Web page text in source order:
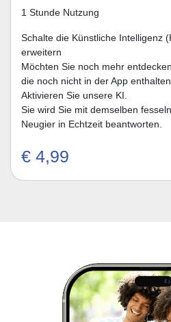
1 Stunde Nutzung
Schalte die Künstliche Intelligenz
erweitern
Möchten Sie noch mehr
die noch nicht in der App
Aktivieren Sie unsere KI.
Sie wird Sie mit demselben
Neugier in Echtzeit beantworten.
€ 4,99